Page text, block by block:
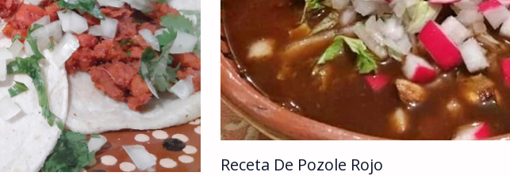
Receta De Pozole Rojo